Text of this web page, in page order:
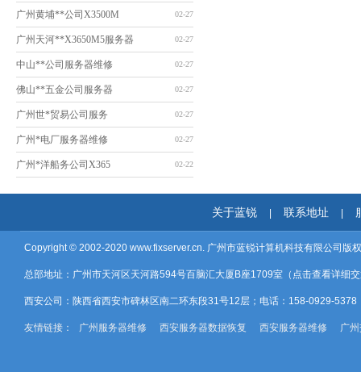
广州黄埔**公司X3500M 02-27
广州天河**X3650M5服务器 02-27
中山**公司服务器维修 02-27
佛山**五金公司服务器 02-27
广州世*贸易公司服务 02-27
广州*电厂服务器维修 02-27
广州*洋船务公司X365 02-22
关于蓝锐 联系地址
Copyright © 2002-2020 www.fixserver.cn. 广州市蓝锐计算机科技有限公司版
总部地址：广州市天河区天河路594号百脑汇大厦B座1709室（ 点击查看详细
西安公司：陕西省西安市碑林区南二环东段31号12层；电话：158-0929-5378
友情链接： 广州服务器维修 西安服务器数据恢复 西安服务器维修 广